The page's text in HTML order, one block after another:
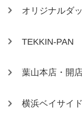
オリジナルダ
TEKKIN-PAN
葉山本店・開
横浜ベイサイ